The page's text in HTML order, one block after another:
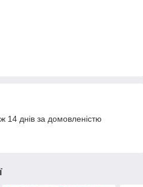
14 днів за домовленістю